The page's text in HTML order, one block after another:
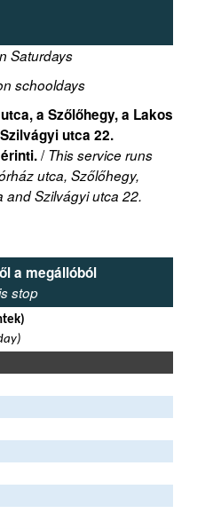
Saturdays
schooldays
a Szőlőhegy, a Lakos
utca 22.
/This service runs
utca, Szőlőhegy,
and Szilvágyi utca 22.
a megállóból
stop